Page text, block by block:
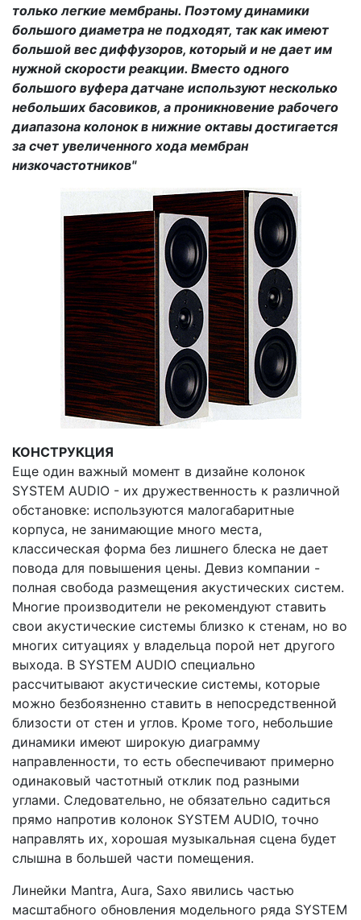
только легкие мембраны. Поэтому динамики
большого диаметра не подходят, так как имеют
большой вес диффузоров, который и не дает им
нужной скорости реакции. Вместо одного
большого вуфера датчане используют несколько
небольших басовиков, а проникновение рабочего
диапазона колонок в нижние октавы достигается
за счет увеличенного хода мембран
низкочастотников"
КОНСТРУКЦИЯ
Еще один важный момент в дизайне колонок
SYSTEM AUDIO - их дружественность к различной
обстановке: используются малогабаритные
корпуса, не занимающие много места,
классическая форма без лишнего блеска не дает
повода для повышения цены. Девиз компании -
полная свобода размещения акустических систем.
Многие производители не рекомендуют ставить
свои акустические системы близко к стенам, но во
многих ситуациях у владельца порой нет другого
выхода. В SYSTEM AUDIO специально
рассчитывают акустические системы, которые
можно безбоязненно ставить в не­посредственной
близости от стен и углов. Кроме того, небольшие
динамики имеют широкую диаграмму
направленности, то есть обеспечивают примерно
одинаковый частотный отклик под разными
углами. Следовательно, не обязательно садиться
прямо напротив колонок SYSTEM AUDIO, точно
направлять их, хорошая музыкальная сцена будет
слышна в большей части помещения.
Линейки Mantra, Aura, Saxo явились частью
масштабного обновления модельного ряда SYSTEM